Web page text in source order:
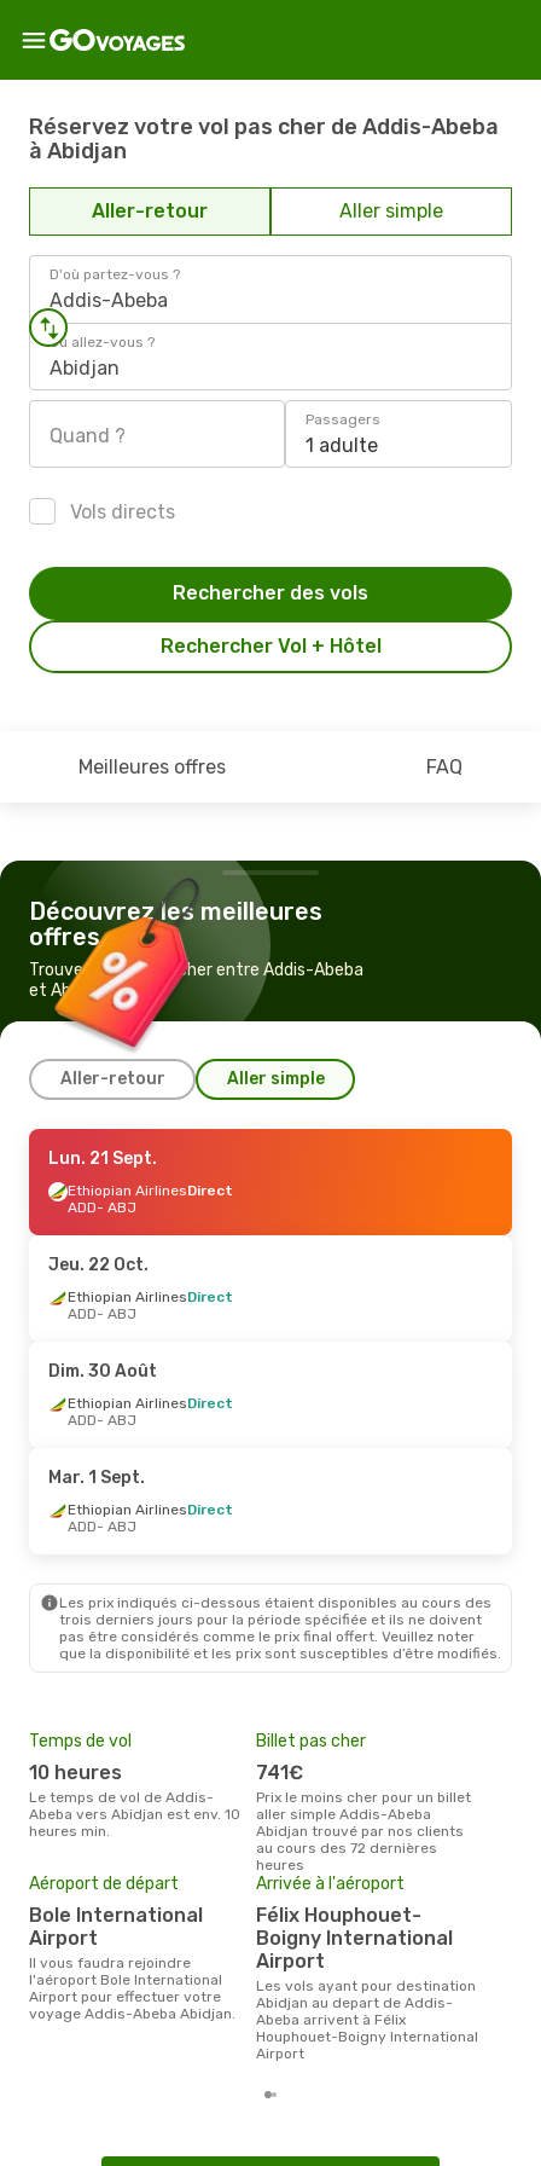
Réservez votre vol pas cher de Addis-Abeba
à Abidjan
Aller-retour Aller simple
D'où partez-vous ?
Addis-Abeba
Où allez-vous ?
Abidjan
Quand ?
Passagers
1 adulte
Vols directs
Rechercher Vol + Hôtel
Rechercher des vols
Meilleures offres FAQ
Découvrez les meilleures
offres
Trouvez un vol pas cher entre Addis-Abeba
et Abidjan
Aller-retour Aller simple
Jeu. 27 Août
Ethiopian AirlinesDirect
ADD- ABJ
ABJ- ADD
Mar. 1 Sept.- Mer. 2 Sept.
Ethiopian Airlines
ABJ- ADD
Lun. 21 Sept.
Ethiopian AirlinesDirect
ADD- ABJ
Jeu. 22 Oct.
Ethiopian AirlinesDirect
ADD- ABJ
Dim. 30 Août
Ethiopian AirlinesDirect
ADD- ABJ
Mar. 1 Sept.
Ethiopian AirlinesDirect
ADD- ABJ
Les prix indiqués ci-dessous étaient disponibles au cours des
trois derniers jours pour la période spécifiée et ils ne doivent
pas être considérés comme le prix final offert. Veuillez noter
que la disponibilité et les prix sont susceptibles d’être modifiés.
Temps de vol
10 heures
Le temps de vol de Addis-
Abeba vers Abidjan est env. 10
heures min.
Billet pas cher
741€
Prix le moins cher pour un billet
aller simple Addis-Abeba
Abidjan trouvé par nos clients
au cours des 72 dernières
heures
Aéroport de départ
Bole International
Airport
Il vous faudra rejoindre
l'aéroport Bole International
Airport pour effectuer votre
voyage Addis-Abeba Abidjan.
Arrivée à l'aéroport
Félix Houphouet-
Boigny International
Airport
Les vols ayant pour destination
Abidjan au depart de Addis-
Abeba arrivent à Félix
Houphouet-Boigny International
Airport